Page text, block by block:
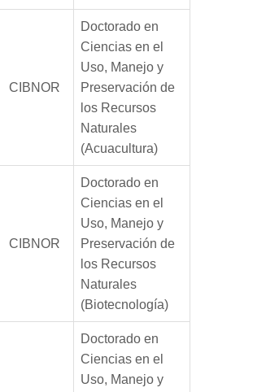
CIBNOR
Doctorado en
Ciencias en el
Uso, Manejo y
Preservación de
los Recursos
Naturales
(Acuacultura)
CIBNOR
Doctorado en
Ciencias en el
Uso, Manejo y
Preservación de
los Recursos
Naturales
(Biotecnología)
Doctorado en
Ciencias en el
Uso, Manejo y